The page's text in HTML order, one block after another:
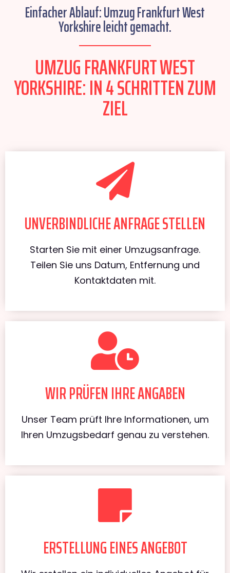
Einfacher Ablauf: Umzug Frankfurt West
Yorkshire leicht gemacht.
UMZUG FRANKFURT WEST
YORKSHIRE: IN 4 SCHRITTEN ZUM
ZIEL
UNVERBINDLICHE ANFRAGE STELLEN
Starten Sie mit einer Umzugsanfrage.
Teilen Sie uns Datum, Entfernung und
Kontaktdaten mit.
WIR PRÜFEN IHRE ANGABEN
Unser Team prüft Ihre Informationen, um
Ihren Umzugsbedarf genau zu verstehen.
ERSTELLUNG EINES ANGEBOT